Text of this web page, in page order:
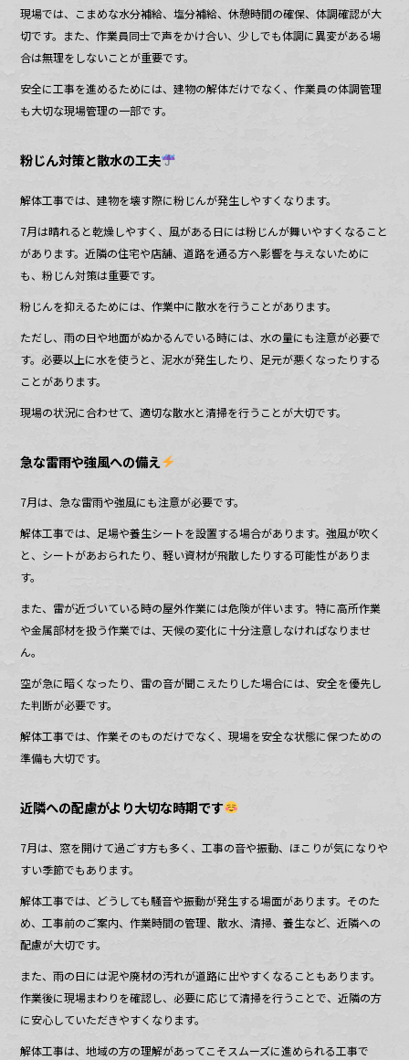
現場では、こまめな水分補給、塩分補給、休憩時間の確保、体調確認が大
切です。また、作業員同士で声をかけ合い、少しでも体調に異変がある場
合は無理をしないことが重要です。
安全に工事を進めるためには、建物の解体だけでなく、作業員の体調管理
も大切な現場管理の一部です。
粉じん対策と散水の工夫
解体工事では、建物を壊す際に粉じんが発生しやすくなります。
7月は晴れると乾燥しやすく、風がある日には粉じんが舞いやすくなること
があります。近隣の住宅や店舗、道路を通る方へ影響を与えないために
も、粉じん対策は重要です。
粉じんを抑えるためには、作業中に散水を行うことがあります。
ただし、雨の日や地面がぬかるんでいる時には、水の量にも注意が必要で
す。必要以上に水を使うと、泥水が発生したり、足元が悪くなったりする
ことがあります。
現場の状況に合わせて、適切な散水と清掃を行うことが大切です。
急な雷雨や強風への備え
7月は、急な雷雨や強風にも注意が必要です。
解体工事では、足場や養生シートを設置する場合があります。強風が吹く
と、シートがあおられたり、軽い資材が飛散したりする可能性がありま
す。
また、雷が近づいている時の屋外作業には危険が伴います。特に高所作業
や金属部材を扱う作業では、天候の変化に十分注意しなければなりませ
ん。
空が急に暗くなったり、雷の音が聞こえたりした場合には、安全を優先し
た判断が必要です。
解体工事では、作業そのものだけでなく、現場を安全な状態に保つための
準備も大切です。
近隣への配慮がより大切な時期です
7月は、窓を開けて過ごす方も多く、工事の音や振動、ほこりが気になりや
すい季節でもあります。
解体工事では、どうしても騒音や振動が発生する場面があります。そのた
め、工事前のご案内、作業時間の管理、散水、清掃、養生など、近隣への
配慮が大切です。
また、雨の日には泥や廃材の汚れが道路に出やすくなることもあります。
作業後に現場まわりを確認し、必要に応じて清掃を行うことで、近隣の方
に安心していただきやすくなります。
解体工事は、地域の方の理解があってこそスムーズに進められる工事で